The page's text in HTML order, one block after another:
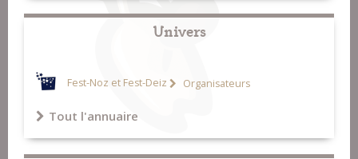
Univers
Fest-Noz et Fest-Deiz Organisateurs
Tout l'annuaire